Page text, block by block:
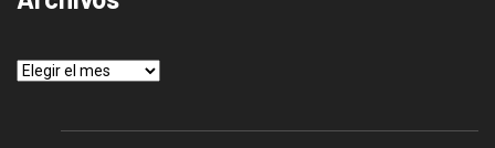
Archivos